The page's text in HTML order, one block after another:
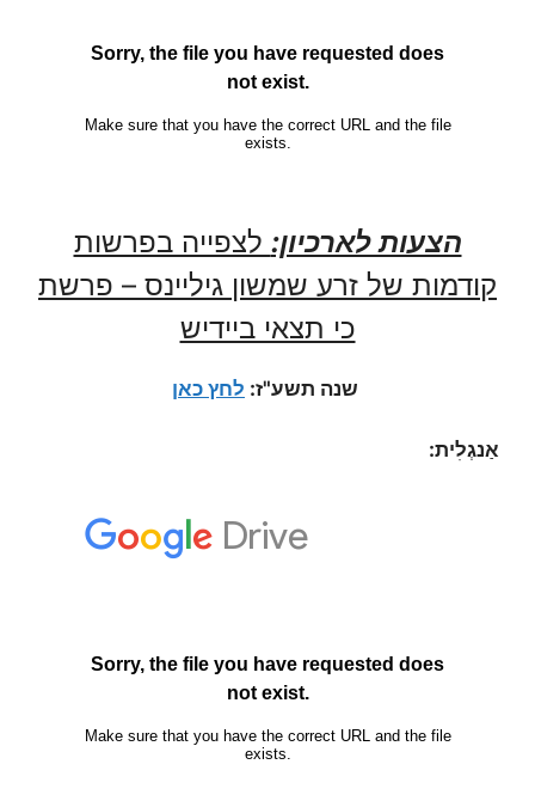
הצעות לארכיון: לצפייה בפרשות
קודמות של זרע שמשון גיליינס – פרשת
כי תצאי ביידיש
שנה תשע"ז: לחץ כאן
אַנגְלִית: